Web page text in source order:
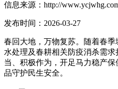
信息来源：http://
发布时间：2026-03-27
春回大地，万物复苏。随着春
水处理及春耕相关防疫消杀需
当、积极作为，开足马力稳产
品守护民生安全。